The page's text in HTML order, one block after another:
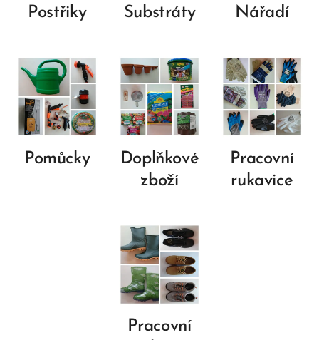
Postřiky Substráty Nářadí
Pomůcky
Doplňkové
zboží
Pracovní
rukavice
Pracovní